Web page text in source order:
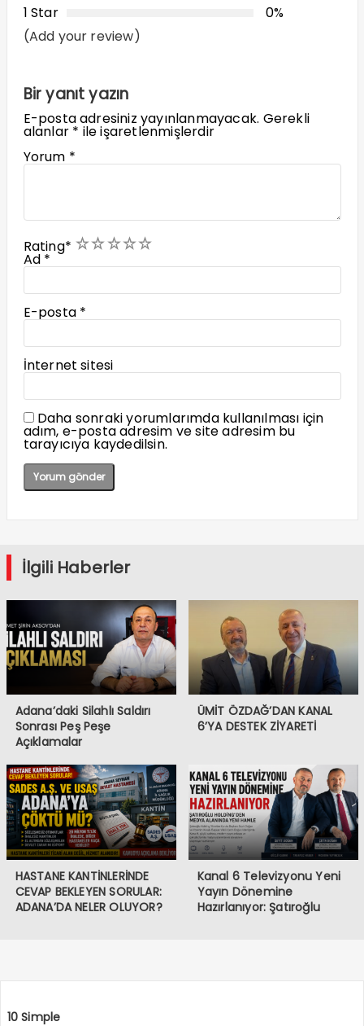
1 Star
0%
(Add your review)
Bir yanıt yazın
E-posta adresiniz yayınlanmayacak. Gerekli
alanlar * ile işaretlenmişlerdir
Yorum *
Rating* 5
4
3
2
1
Ad *
E-posta *
İnternet sitesi
Daha sonraki yorumlarımda kullanılması için
adım, e-posta adresim ve site adresim bu
tarayıcıya kaydedilsin.
İlgili Haberler
Adana’daki Silahlı Saldırı
Sonrası Peş Peşe
Açıklamalar
ÜMİT ÖZDAĞ’DAN KANAL
6’YA DESTEK ZİYARETİ
HASTANE KANTİNLERİNDE
CEVAP BEKLEYEN SORULAR:
ADANA’DA NELER OLUYOR?
Kanal 6 Televizyonu Yeni
Yayın Dönemine
Hazırlanıyor: Şatıroğlu
10 Simple